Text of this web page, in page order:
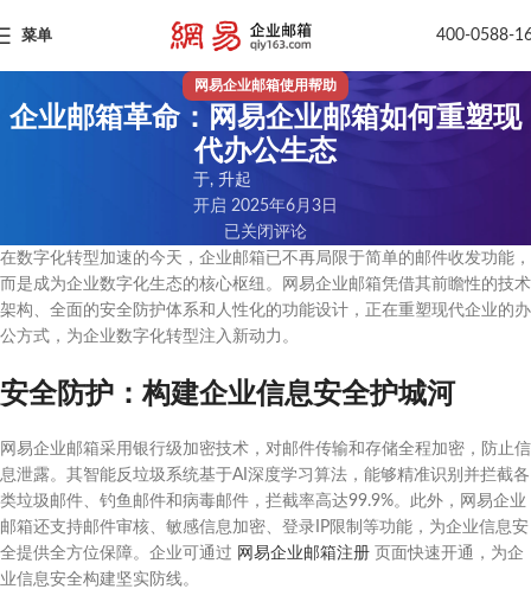
菜单 400-0588-
网易企业邮箱使用帮助
企业邮箱革命：网易企业邮箱如何重塑现
代办公生态
于, 升起
开启 2025年6月3日
已关闭评论
在数字化转型加速的今天，企业邮箱已不再局限于简单的邮件收发功能，
而是成为企业数字化生态的核心枢纽。网易企业邮箱凭借其前瞻性的技术
架构、全面的安全防护体系和人性化的功能设计，正在重塑现代企业的办
公方式，为企业数字化转型注入新动力。
安全防护：构建企业信息安全护城河
网易企业邮箱采用银行级加密技术，对邮件传输和存储全程加密，防止信
息泄露。其智能反垃圾系统基于AI深度学习算法，能够精准识别并拦截各
类垃圾邮件、钓鱼邮件和病毒邮件，拦截率高达99.9%。此外，网易企业
邮箱还支持邮件审核、敏感信息加密、登录IP限制等功能，为企业信息安
全提供全方位保障。企业可通过 网易企业邮箱注册 页面快速开通，为企
业信息安全构建坚实防线。